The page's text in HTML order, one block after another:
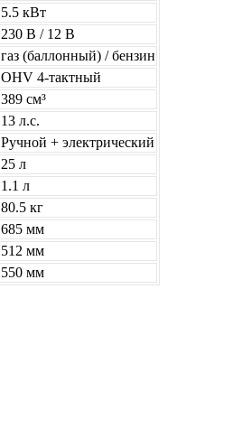
5.5 кВт
230 В / 12 В
газ (баллонный) / бензин
OHV 4-тактный
389 см³
13 л.с.
Ручной + электрический
25 л
1.1 л
80.5 кг
685 мм
512 мм
550 мм